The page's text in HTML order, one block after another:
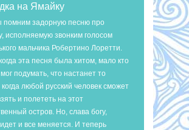
на Ямайку
помним задорную песню про
исполняемую звонким голосом
мальчика Робертино Лоретти.
эта песня была хитом, мало кто
подумать, что настанет то
любой русский человек сможет
и полететь на этот
остров. Но, слава богу,
и все меняется. И теперь